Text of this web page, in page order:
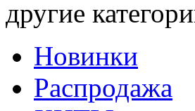
другие
Новинки
Распродажа